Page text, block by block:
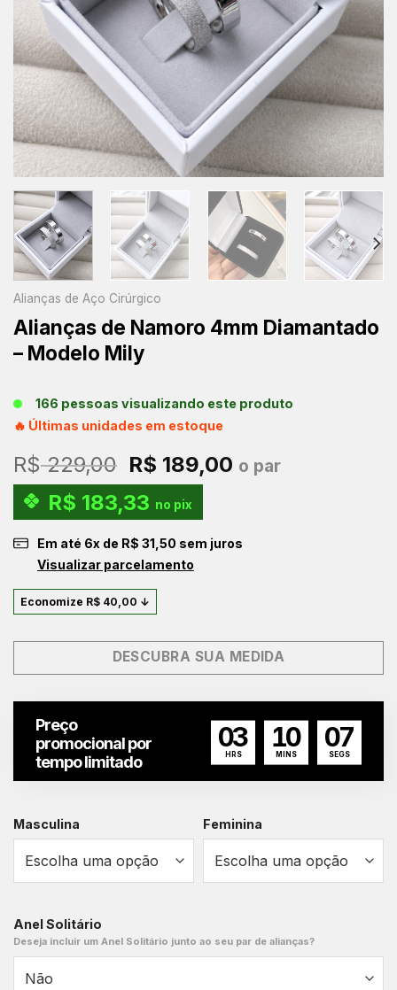
Alianças de Aço Cirúrgico
Alianças de Namoro 4mm Diamantado
– Modelo Mily
166 pessoas visualizando este produto
🔥 Últimas unidades em estoque
R$229,00 O
preço
original
era:
R$ 229,00.
R$ 189,00 O
R$ 189,00.
o par
R$ 183,33 no pix
Em até 6x de R$ 31,50 sem juros
Visualizar parcelamento
Economize R$ 40,00 ↓
DESCUBRA SUA MEDIDA
Preço
promocional por
tempo limitado
03
HRS
10
MINS
06
SEGS
Masculina Feminina
Anel Solitário
Deseja incluir um Anel Solitário junto ao seu par de alianças?